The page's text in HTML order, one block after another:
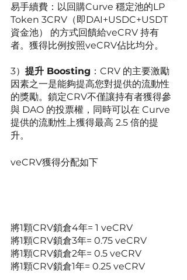
易手續費：以回購Curve 穩定池的LP
Token 3CRV（即DAI+USDC+USDT
資金池） 的方式回饋給veCRV 持有
者。獲得比例按照veCRV佔比均分。
3） 提升 Boosting ：CRV 的主要激勵
因素之一是能夠提高您對提供的流動性
的獎勵。鎖定CRV不僅讓持有者獲得參
與 DAO 的投票權，同時可以在 Curve
提供的流動性上獲得最高 2.5 倍的提
升。
veCRV獲得分配如下
將1顆CRV鎖倉4年= 1 veCRV
將1顆CRV鎖倉3年= 0.75 veCRV
將1顆CRV鎖倉2年= 0.5 veCRV
將1顆CRV鎖倉1年= 0.25 veCRV